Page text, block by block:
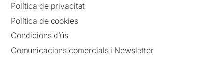
Política de privacitat
Política de cookies
Condicions d’ús
Comunicacions comercials i Newsletter